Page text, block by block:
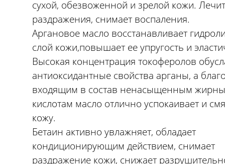
сухой, обезвоженной и зрелой кожи. Лечит
раздражения, снимает воспаления.
Аргановое масло восстанавливает
слой кожи,повышает ее упругость и
Высокая концентрация токоферолов
антиоксидантные свойства арганы, а
входящим в состав ненасыщенным
кислотам масло отлично успокаивает и
кожу.
Бетаин активно увлажняет, обладает
кондиционирующим действием, снимает
раздражение кожи, снижает